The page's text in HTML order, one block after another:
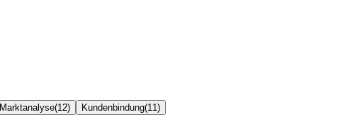
Marktanalyse(12) Kundenbindung(11 )